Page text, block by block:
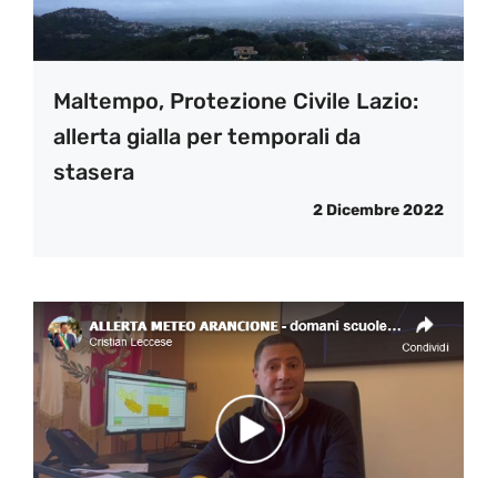
Maltempo, Protezione Civile Lazio:
allerta gialla per temporali da
stasera
2 Dicembre 2022